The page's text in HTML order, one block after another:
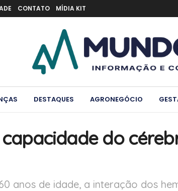
CONTATO MÍDIA KIT
DESTAQUES AGRONEGÓCIO
capacidade do
anos de idade, a interação dos